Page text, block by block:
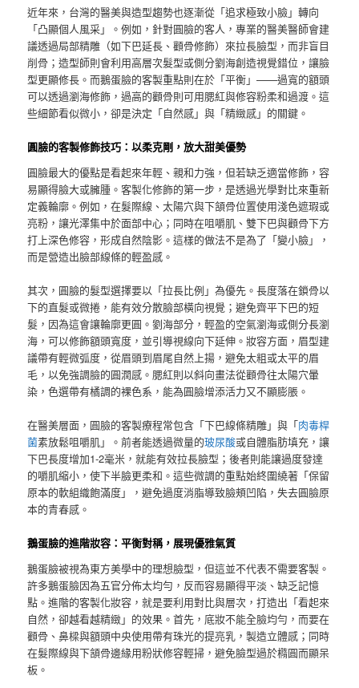
近年來，台灣的醫美與造型趨勢也逐漸從「追求極致小臉」轉向
「凸顯個人風采」。例如，針對圓臉的客人，專業的醫美醫師會建
議透過局部精雕（如下巴延長、顴骨修飾）來拉長臉型，而非盲目
削骨；造型師則會利用高層次髮型或側分劉海創造視覺錯位，讓臉
型更顯修長。而鵝蛋臉的客製重點則在於「平衡」——過寬的額頭
可以透過瀏海修飾，過高的顴骨則可用腮紅與修容粉柔和過渡。這
些細節看似微小，卻是決定「自然感」與「精緻感」的關鍵。
圓臉的客製修飾技巧：以柔克剛，放大甜美優勢
圓臉最大的優點是看起來年輕、親和力強，但若缺乏適當修飾，容
易顯得臉大或臃腫。客製化修飾的第一步，是透過光學對比來重新
定義輪廓。例如，在髮際線、太陽穴與下頷骨位置使用淺色遮瑕或
亮粉，讓光澤集中於面部中心；同時在咀嚼肌、雙下巴與顴骨下方
打上深色修容，形成自然陰影。這樣的做法不是為了「變小臉」，
而是營造出臉部線條的輕盈感。
其次，圓臉的髮型選擇要以「拉長比例」為優先。長度落在鎖骨以
下的直髮或微捲，能有效分散臉部橫向視覺；避免齊平下巴的短
髮，因為這會讓輪廓更圓。劉海部分，輕盈的空氣瀏海或側分長瀏
海，可以修飾額頭寬度，並引導視線向下延伸。妝容方面，眉型建
議帶有輕微弧度，從眉頭到眉尾自然上揚，避免太粗或太平的眉
毛，以免強調臉的圓潤感。腮紅則以斜向畫法從顴骨往太陽穴暈
染，色選帶有橘調的裸色系，能為圓臉增添活力又不顯膨脹。
在醫美層面，圓臉的客製療程常包含「下巴線條精雕」與「肉毒桿
菌素放鬆咀嚼肌」。前者能透過微量的玻尿酸或自體脂肪填充，讓
下巴長度增加1-2毫米，就能有效拉長臉型；後者則能讓過度發達
的嚼肌縮小，使下半臉更柔和。這些微調的重點始終圍繞著「保留
原本的軟組織飽滿度」，避免過度消脂導致臉頰凹陷，失去圓臉原
本的青春感。
鵝蛋臉的進階妝容：平衡對稱，展現優雅氣質
鵝蛋臉被視為東方美學中的理想臉型，但這並不代表不需要客製。
許多鵝蛋臉因為五官分佈太均勻，反而容易顯得平淡、缺乏記憶
點。進階的客製化妝容，就是要利用對比與層次，打造出「看起來
自然，卻越看越精緻」的效果。首先，底妝不能全臉均勻，而要在
顴骨、鼻樑與額頭中央使用帶有珠光的提亮乳，製造立體感；同時
在髮際線與下頷骨邊緣用粉狀修容輕掃，避免臉型過於橢圓而顯呆
板。